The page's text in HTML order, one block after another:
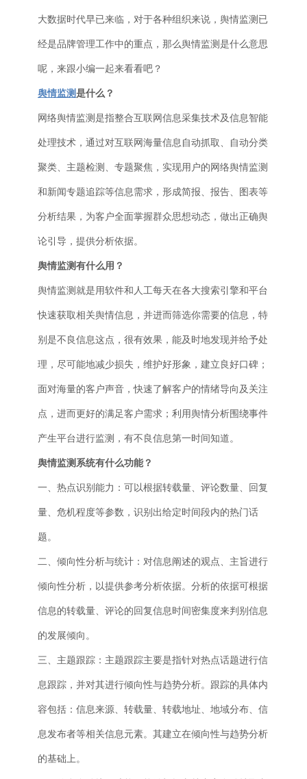
大数据时代早已来临，对于各种组织来说，舆情监测已
经是品牌管理工作中的重点，那么舆情监测是什么意思
呢，来跟小编一起来看看吧？
舆情监测是什么？
网络舆情监测是指整合互联网信息采集技术及信息智能
处理技术，通过对互联网海量信息自动抓取、自动分类
聚类、主题检测、专题聚焦，实现用户的网络舆情监测
和新闻专题追踪等信息需求，形成简报、报告、图表等
分析结果，为客户全面掌握群众思想动态，做出正确舆
论引导，提供分析依据。
舆情监测有什么用？
舆情监测就是用软件和人工每天在各大搜索引擎和平台
快速获取相关舆情信息，并进而筛选你需要的信息，特
别是不良信息这点，很有效果，能及时地发现并给予处
理，尽可能地减少损失，维护好形象，建立良好口碑；
面对海量的客户声音，快速了解客户的情绪导向及关注
点，进而更好的满足客户需求；利用舆情分析围绕事件
产生平台进行监测，有不良信息第一时间知道。
舆情监测系统有什么功能？
一、热点识别能力：可以根据转载量、评论数量、回复
量、危机程度等参数，识别出给定时间段内的热门话
题。
二、倾向性分析与统计：对信息阐述的观点、主旨进行
倾向性分析，以提供参考分析依据。分析的依据可根据
信息的转载量、评论的回复信息时间密集度来判别信息
的发展倾向。
三、主题跟踪：主题跟踪主要是指针对热点话题进行信
息跟踪，并对其进行倾向性与趋势分析。跟踪的具体内
容包括：信息来源、转载量、转载地址、地域分布、信
息发布者等相关信息元素。其建立在倾向性与趋势分析
的基础上。